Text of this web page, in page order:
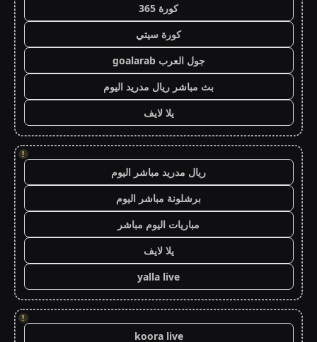
كورة 365
كورة سيتي
جول العرب goalarab
بث مباشر ريال مدريد اليوم
يلا لايف
!
ريال مدريد مباشر اليوم
برشلونة مباشر اليوم
مباريات اليوم مباشر
يلا لايف
yalla live
!
koora live